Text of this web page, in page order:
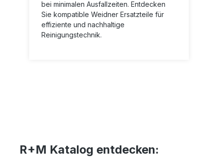
bei minimalen Ausfallzeiten. Entdecken
Sie kompatible Weidner Ersatzteile für
effiziente und nachhaltige
Reinigungstechnik.
R+M Katalog entdecken: